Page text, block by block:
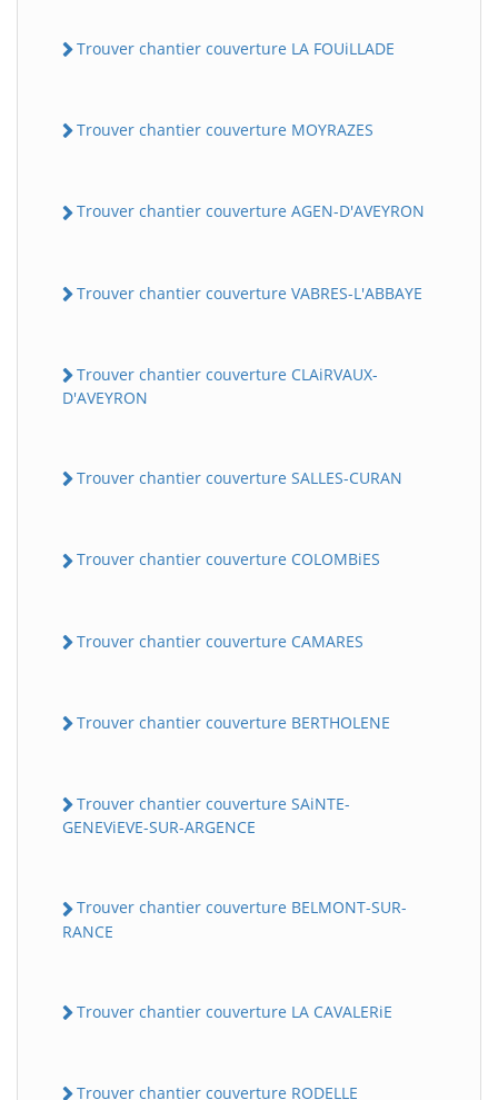
Trouver chantier couverture LA FOUiLLADE
Trouver chantier couverture MOYRAZES
Trouver chantier couverture AGEN-D'AVEYRON
Trouver chantier couverture VABRES-L'ABBAYE
Trouver chantier couverture CLAiRVAUX-
D'AVEYRON
Trouver chantier couverture SALLES-CURAN
Trouver chantier couverture COLOMBiES
Trouver chantier couverture CAMARES
Trouver chantier couverture BERTHOLENE
Trouver chantier couverture SAiNTE-
GENEViEVE-SUR-ARGENCE
Trouver chantier couverture BELMONT-SUR-
RANCE
Trouver chantier couverture LA CAVALERiE
Trouver chantier couverture RODELLE